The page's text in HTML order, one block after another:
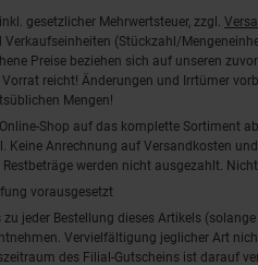
gesetzlicher Mehrwertsteuer, zzgl.
Verkaufseinheiten (Stückzahl/
Preise beziehen sich auf unseren
reicht! Änderungen und Irrtümer
Mengen!
Shop auf das komplette Sortiment
Keine Anrechnung auf Versandkosten
werden nicht ausgezahlt.
vorausgesetzt
zu jeder Bestellung dieses Artikels
Vervielfältigung jeglicher Art
des Filial-Gutscheins ist darauf